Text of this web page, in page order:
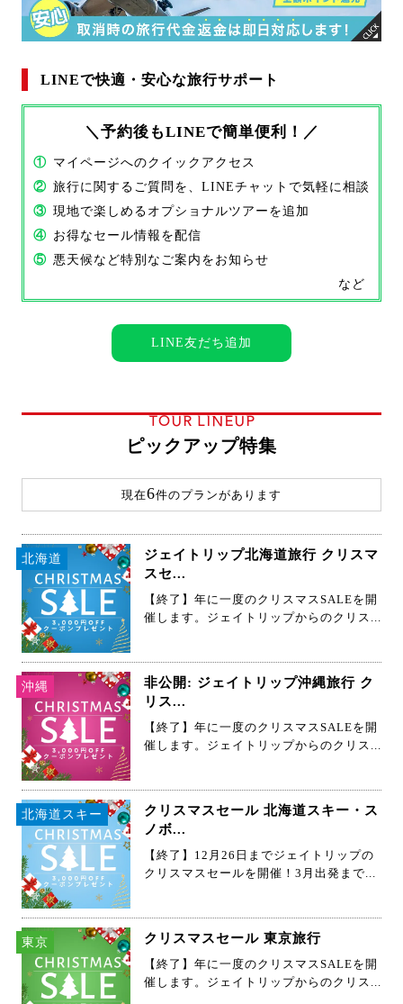
LINEで快適・安心な旅行サポート
＼予約後もLINEで簡単便利！／
① マイページへのクイックアクセス
② 旅行に関するご質問を、LINEチャットで気軽に相談
③ 現地で楽しめるオプショナルツアーを追加
④ お得なセール情報を配信
⑤ 悪天候など特別なご案内をお知らせ
など
LINE友だち追加
TOUR LINEUP
ピックアップ特集
現在6件のプランがあります
北海道
ジェイトリップ北海道旅行 クリスマ
スセ...
【終了】年に一度のクリスマスSALEを開
催します。ジェイトリップからのクリス...
沖縄
非公開: ジェイトリップ沖縄旅行 ク
リス...
【終了】年に一度のクリスマスSALEを開
催します。ジェイトリップからのクリス...
北海道スキー
クリスマスセール 北海道スキー・ス
ノボ...
【終了】12月26日までジェイトリップの
クリスマスセールを開催！3月出発まで...
東京 クリスマスセール 東京旅行
【終了】年に一度のクリスマスSALEを開
催します。ジェイトリップからのクリス...